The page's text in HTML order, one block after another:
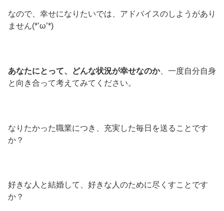
なので、幸せになりたいでは、アドバイスのしようがあり
ません(*’ω’*)
あなたにとって、どんな状況が幸せなのか、一度自分自身
と向き合って考えてみてください。
なりたかった職業につき、充実した毎日を送ることです
か？
好きな人と結婚して、好きな人のために尽くすことです
か？